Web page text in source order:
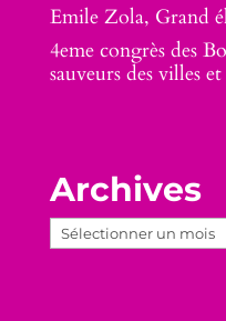
Emile Zola, Grand
4eme congrès des
sauveurs des villes
Archives
Archives